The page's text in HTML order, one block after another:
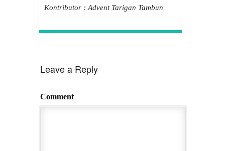
Kontributor : Advent Tarigan Tambun
Leave a Reply
Comment